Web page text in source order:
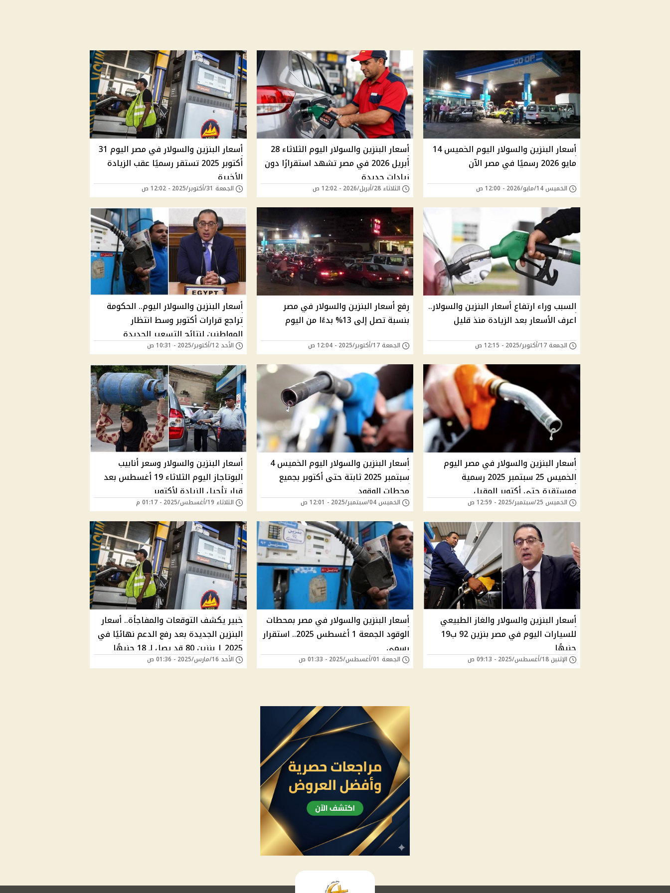
أسعار البنزين والسولار اليوم الخميس 14
مايو 2026 رسميًا في مصر الآن
الخميس 14/مايو/2026 - 12:00 ص
أسعار البنزين والسولار اليوم الثلاثاء 28
أبريل 2026 في مصر تشهد استقرارًا دون
زيادات جديدة
الثلاثاء 28/أبريل/2026 - 12:02 ص
أسعار البنزين والسولار في مصر اليوم 31
أكتوبر 2025 تستقر رسميًا عقب الزيادة
الأخيرة
الجمعة 31/أكتوبر/2025 - 12:02 ص
السبب وراء ارتفاع أسعار البنزين والسولار..
اعرف الأسعار بعد الزيادة منذ قليل
الجمعة 17/أكتوبر/2025 - 12:15 ص
رفع أسعار البنزين والسولار في مصر
بنسبة تصل إلى 13% بدءًا من اليوم
الجمعة 17/أكتوبر/2025 - 12:04 ص
أسعار البنزين والسولار اليوم.. الحكومة
تراجع قرارات أكتوبر وسط انتظار
المواطنين لنتائج التسعير الجديدة
الأحد 12/أكتوبر/2025 - 10:31 ص
أسعار البنزين والسولار في مصر اليوم
الخميس 25 سبتمبر 2025 رسمية
ومستقرة حتى أكتوبر المقبل
الخميس 25/سبتمبر/2025 - 12:59 ص
أسعار البنزين والسولار اليوم الخميس 4
سبتمبر 2025 ثابتة حتى أكتوبر بجميع
محطات الوقود
الخميس 04/سبتمبر/2025 - 12:01 ص
أسعار البنزين والسولار وسعر أنابيب
البوتاجاز اليوم الثلاثاء 19 أغسطس بعد
قرار تأجيل الزيادة لأكتوبر
الثلاثاء 19/أغسطس/2025 - 01:17 م
أسعار البنزين والسولار والغاز الطبيعي
للسيارات اليوم في مصر بنزين 92 ب19
جنيهًا
الإثنين 18/أغسطس/2025 - 09:13 ص
أسعار البنزين والسولار في مصر بمحطات
الوقود الجمعة 1 أغسطس 2025.. استقرار
رسمي
الجمعة 01/أغسطس/2025 - 01:33 ص
خبير يكشف التوقعات والمفاجأة.. أسعار
البنزين الجديدة بعد رفع الدعم نهائيًا في
2025 | بنزين 80 قد يصل لـ 18 جنيهًا
الأحد 16/مارس/2025 - 01:36 ص